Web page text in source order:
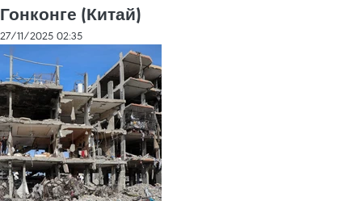
Гонконге (Китай)
27/11/2025 02:35